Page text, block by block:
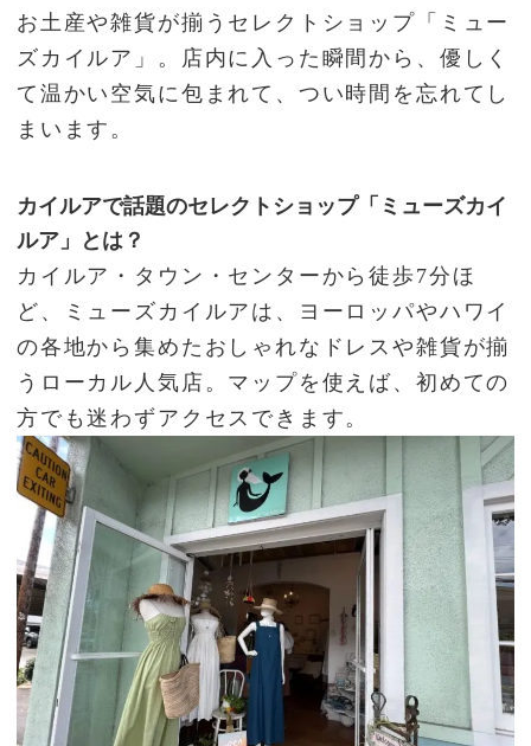
お土産や雑貨が揃うセレクトショップ「ミュー
ズカイルア」。店内に入った瞬間から、優しく
て温かい空気に包まれて、つい時間を忘れてし
まいます。
カイルアで話題のセレクトショップ「ミューズカイ
ルア」とは？
カイルア・タウン・センターから徒歩7分ほ
ど、ミューズカイルアは、ヨーロッパやハワイ
の各地から集めたおしゃれなドレスや雑貨が揃
うローカル人気店。マップを使えば、初めての
方でも迷わずアクセスできます。